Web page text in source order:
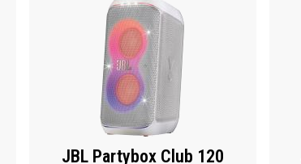
JBL Partybox Club 120